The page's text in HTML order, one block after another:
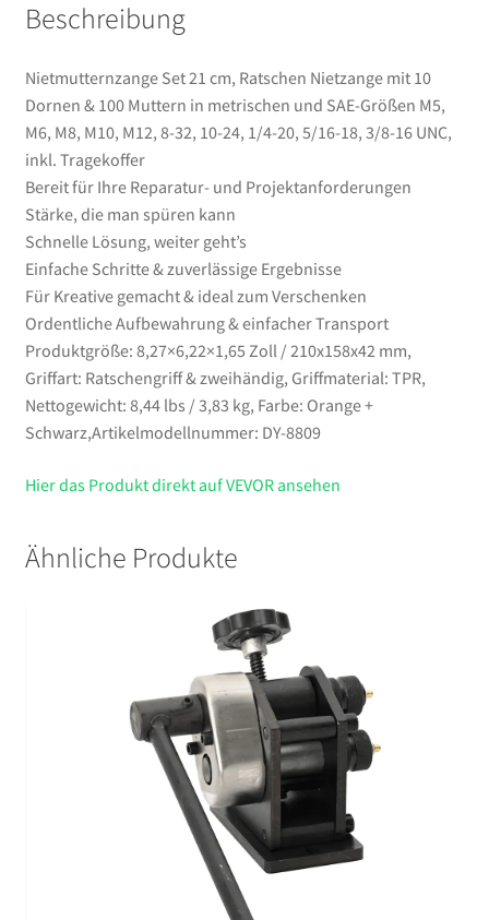
M5,
M8,
M10,
M12,
8-
32,
10-
24,
1/4-
20,
5/16-
18,
3/8-
16
UNC,
Tragekoffer
Beschreibung
Nietmutternzange Set 21 cm, Ratschen Nietzange mit 10
Dornen & 100 Muttern in metrischen und SAE-Größen M5,
M6, M8, M10, M12, 8-32, 10-24, 1/4-20, 5/16-18, 3/8-16 UNC,
inkl. Tragekoffer
Bereit für Ihre Reparatur- und Projektanforderungen
Stärke, die man spüren kann
Schnelle Lösung, weiter geht’s
Einfache Schritte & zuverlässige Ergebnisse
Für Kreative gemacht & ideal zum Verschenken
Ordentliche Aufbewahrung & einfacher Transport
Produktgröße: 8,27×6,22×1,65 Zoll / 210x158x42 mm,
Griffart: Ratschengriff & zweihändig, Griffmaterial: TPR,
Nettogewicht: 8,44 lbs / 3,83 kg, Farbe: Orange +
Schwarz,Artikelmodellnummer: DY-8809
Hier das Produkt direkt auf VEVOR ansehen
Ähnliche Produkte